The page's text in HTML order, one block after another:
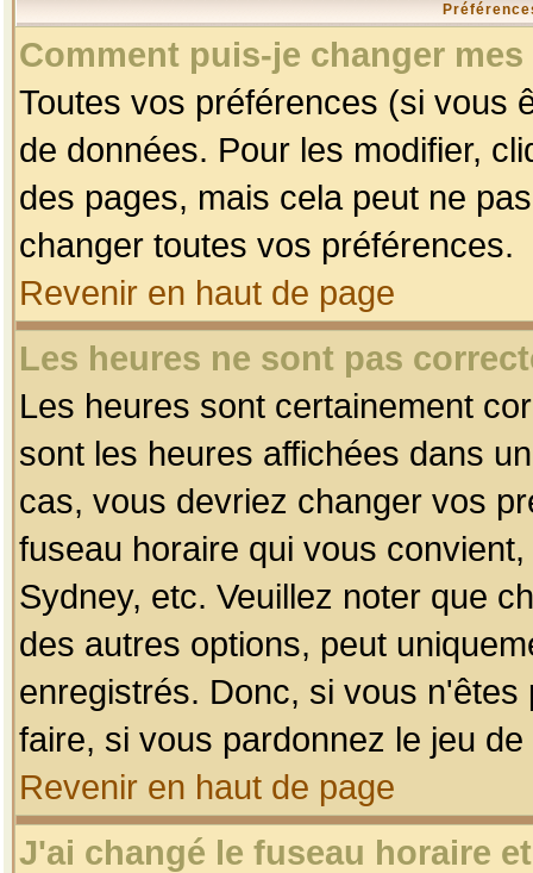
Comment puis-je changer
Toutes vos préférences (si vous
de données. Pour les modifier,
des pages, mais cela peut ne
changer toutes vos préférences.
Revenir en haut de page
Les heures ne sont pas
Les heures sont certainement
sont les heures affichées dans
cas, vous devriez changer vos
fuseau horaire qui vous
Sydney, etc. Veuillez noter que
des autres options, peut
enregistrés. Donc, si vous
faire, si vous pardonnez le jeu
Revenir en haut de page
J'ai changé le fuseau horaire